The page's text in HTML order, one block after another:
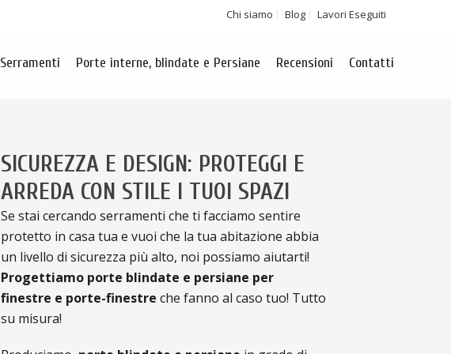
Chi siamo Blog Lavori Eseguiti
Serramenti Porte interne, blindate e Persiane Recensioni Contatti
SICUREZZA E DESIGN: PROTEGGI E
ARREDA CON STILE I TUOI SPAZI
Se stai cercando serramenti che ti facciamo sentire
protetto in casa tua e vuoi che la tua abitazione abbia
un livello di sicurezza più alto, noi possiamo aiutarti!
Progettiamo porte blindate e persiane per
finestre e porte-finestre che fanno al caso tuo! Tutto
su misura!